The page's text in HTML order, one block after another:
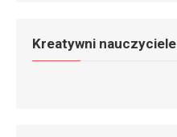
Kreatywni nauczyciele